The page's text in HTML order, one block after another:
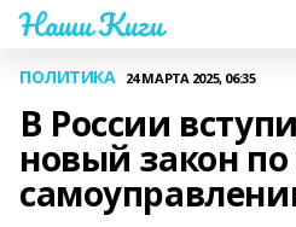
Наши Киги
ПОЛИТИКА 24 МАРТА 2025, 06:35
В России
новый закон